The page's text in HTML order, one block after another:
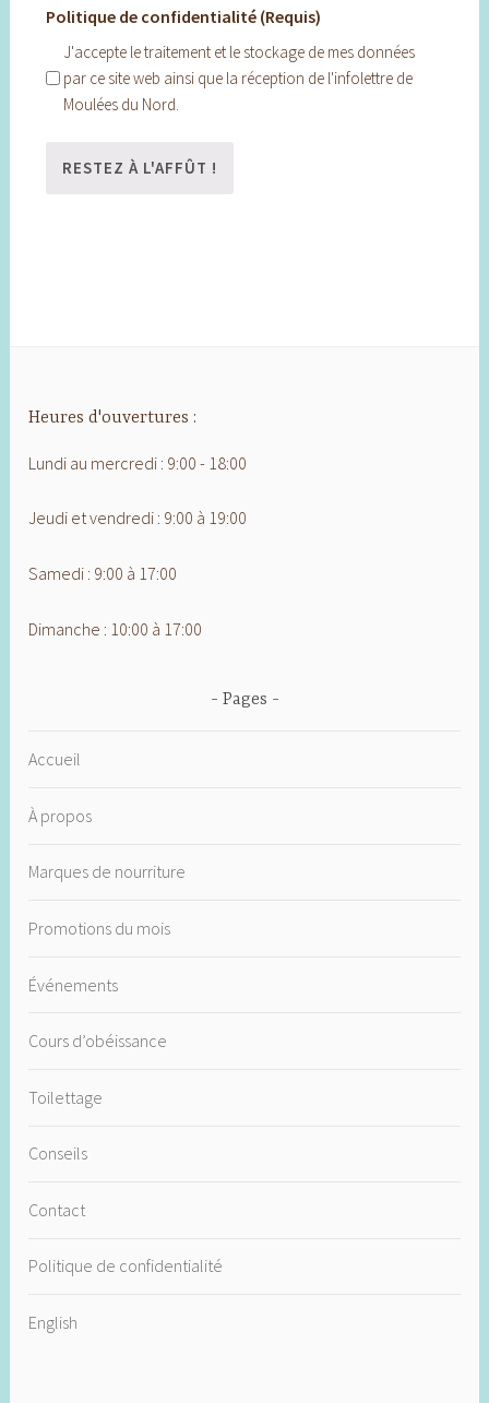
Politique de confidentialité (Requis)
J'accepte le traitement et le stockage de mes données
par ce site web ainsi que la réception de l'infolettre de
Moulées du Nord.
Heures d'ouvertures :
Lundi au mercredi : 9:00 - 18:00
Jeudi et vendredi : 9:00 à 19:00
Samedi : 9:00 à 17:00
Dimanche : 10:00 à 17:00
Pages
Accueil
À propos
Marques de nourriture
Promotions du mois
Événements
Cours d’obéissance
Toilettage
Conseils
Contact
Politique de confidentialité
English